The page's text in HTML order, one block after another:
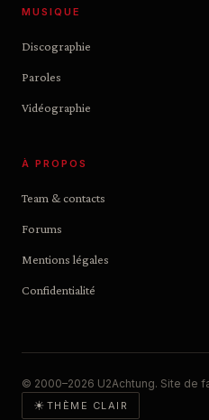
MUSIQUE
Discographie
Paroles
Vidéographie
À PROPOS
Team & contacts
Forums
Mentions légales
Confidentialité
© 2000–2026 U2Achtung. Site de
☀ THÈME CLAIR